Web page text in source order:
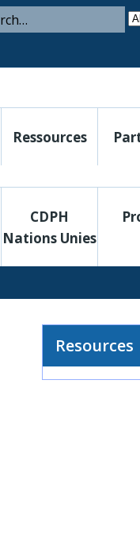
Ressources
CDPH
Nations Unies
Resources